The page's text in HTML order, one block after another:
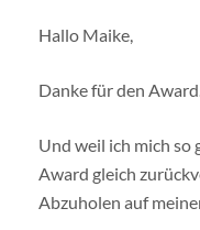
Hallo Maike,
Danke für den Award.
Und weil ich mich so
Award gleich
Abzuholen auf